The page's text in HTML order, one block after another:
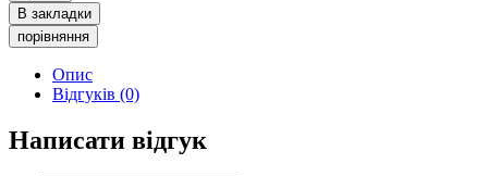
В закладки
порівняння
Опис
Відгуків (0)
Написати відгук